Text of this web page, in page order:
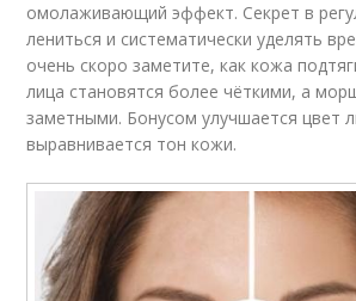
омолаживающий эффект. Секрет в
лениться и систематически уделять
очень скоро заметите, как кожа
лица становятся более чёткими, а
заметными. Бонусом улучшается цвет
выравнивается тон кожи.